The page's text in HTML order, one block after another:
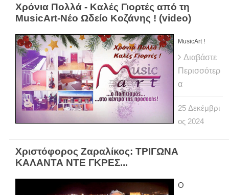
Χρόνια Πολλά - Καλές Γιορτές από τη
MusicArt-Νέο Ωδείο Κοζάνης ! (video)
MusicArt !
Διαβάστε
Περισσότερ
α
25 Δεκέμβρι
ος 2024
Χριστόφορος Ζαραλίκος: ΤΡΙΓΩΝΑ
ΚΑΛΑΝΤΑ ΝΤΕ ΓΚΡΕΣ...
Ο